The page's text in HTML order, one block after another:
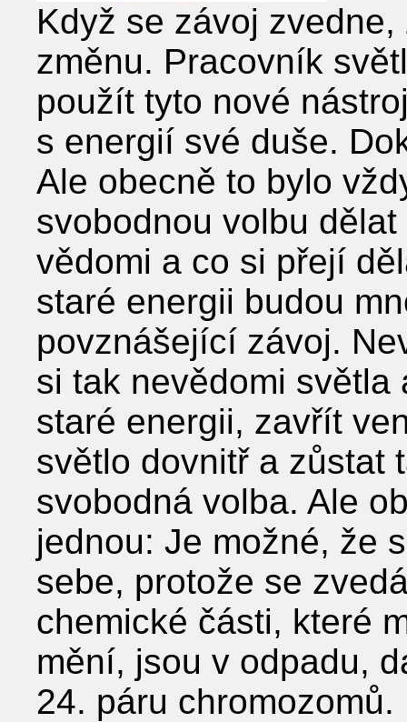
Když se závoj
změnu. Pracovník
použít tyto nové
s energií své duše.
Ale obecně to bylo
svobodnou volbu
vědomi a co si přejí
staré energii budou
povznášející závoj.
si tak nevědomi
staré energii, zavřít
světlo dovnitř a zůstat
svobodná volba. Ale
jednou: Je možné, že
sebe, protože se
chemické části, které
mění, jsou v odpadu,
24. páru chromozomů.